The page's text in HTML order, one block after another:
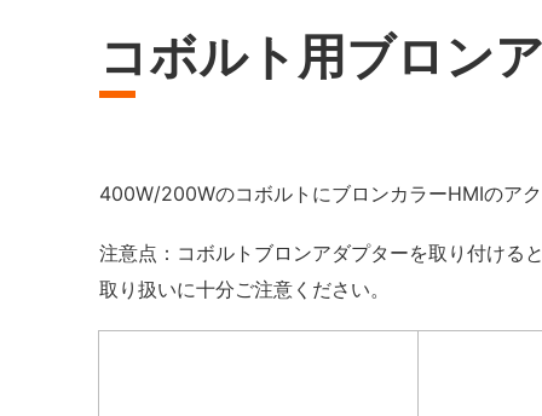
コボルト用ブロン
400W/200WのコボルトにブロンカラーHMIのア
注意点：コボルトブロンアダプターを取り付ける
取り扱いに十分ご注意ください。